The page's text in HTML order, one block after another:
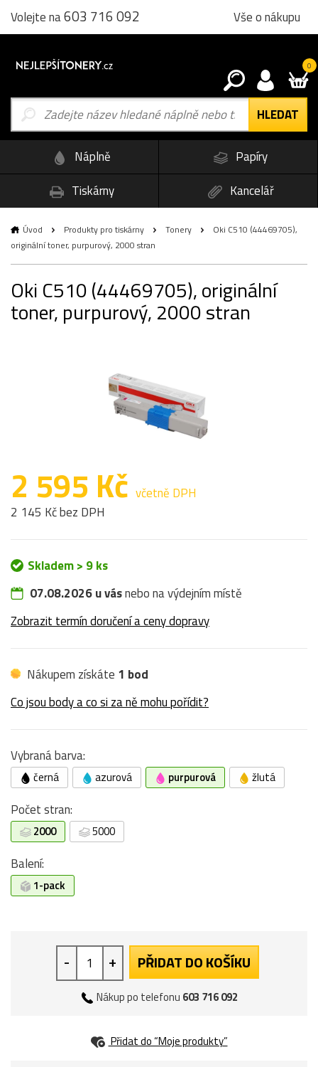
Volejte na603 716 092 Vše o nákupu
0
Náplně
Papíry
Tiskárny
Kancelář
Úvod Produkty pro tiskárny Tonery
Oki C510 (44469705),
originální toner, purpurový, 2000 stran
Oki C510 (44469705), originální
toner, purpurový, 2000 stran
2 595 Kč včetně DPH
2 145 Kč bez DPH
Skladem > 9 ks
07.08.2026 u vásnebo na výdejním místě
Zobrazit termín doručení a ceny dopravy
Nákupem získáte 1 bod
Co jsou body a co si za ně mohu pořídit?
Vybraná barva:
černá azurová purpurová žlutá
Počet stran:
2000 5000
Balení:
1-pack
- + PŘIDAT DO KOŠÍKU
Nákup po telefonu 603 716 092
Přidat do “Moje produkty”